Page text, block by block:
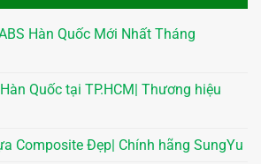
Hàn Quốc Mới Nhất Tháng
Quốc tại TP.HCM| Thương hiệu
Composite Đẹp| Chính hãng SungYu